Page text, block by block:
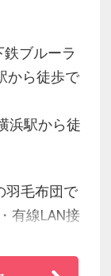
ブルーラ
から徒歩で
浜駅から徒
羽毛布団で
有線LAN接
たしま